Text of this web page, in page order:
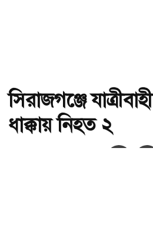
সিরাজগঞ্জে
ধাক্কায় নিহত ২